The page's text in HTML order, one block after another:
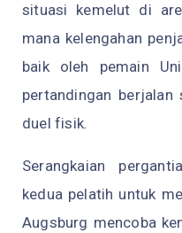
situasi kemelut di
mana kelengahan
baik oleh pemain
pertandingan berjalan
duel fisik.
Serangkaian
kedua pelatih untuk
Augsburg mencoba